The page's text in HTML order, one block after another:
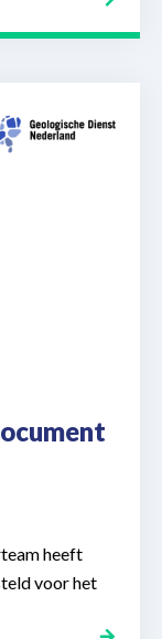
heeft
voor het